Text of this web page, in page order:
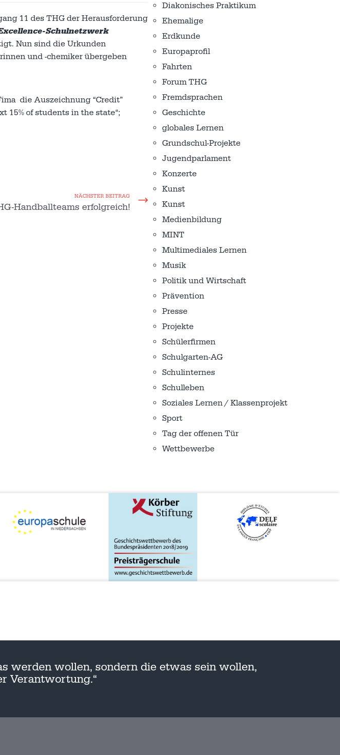
11 des THG der Herausforderung
Schulnetzwerk
Nun sind die Urkunden
und -chemiker übergeben
die Auszeichnung “Credit”
15% of students in the state“;
NÄCHSTER BEITRAG
Handballteams erfolgreich!
Diakonisches Praktikum
Ehemalige
Erdkunde
Europaprofil
Fahrten
Forum THG
Fremdsprachen
Geschichte
globales Lernen
Grundschul-Projekte
Jugendparlament
Konzerte
Kunst
Kunst
Medienbildung
MINT
Multimediales Lernen
Musik
Politik und Wirtschaft
Prävention
Presse
Projekte
Schülerfirmen
Schulgarten-AG
Schulinternes
Schulleben
Soziales Lernen / Klassenprojekt
Sport
Tag der offenen Tür
Wettbewerbe
werden wollen, sondern die etwas sein wollen,
Verantwortung.“